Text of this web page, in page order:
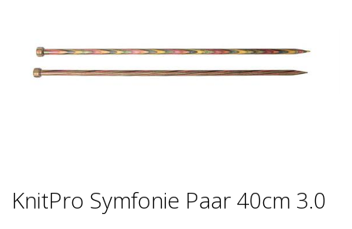
KnitPro Symfonie Paar 40cm 3.0